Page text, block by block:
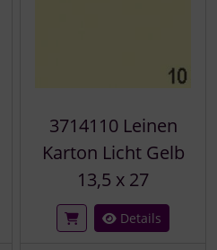
3714110 Leinen
Karton Licht Gelb
13,5 x 27
Details